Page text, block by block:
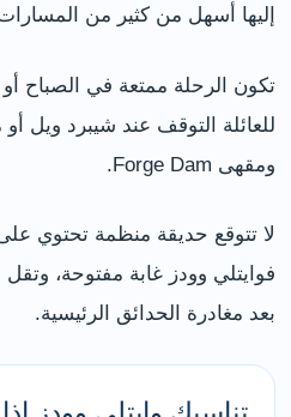
إليها أسهل من كثير من المسارات
تكون الرحلة ممتعة في الصباح
للعائلة التوقف عند شيبرد ويل
ومقهى Forge Dam.
لا تتوقع حديقة منظمة تحتوي
فوايتلي وودز غابة مفتوحة، وتقل
بعد مغادرة الحدائق الرئيسية.